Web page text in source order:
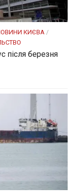
КИЄВА /
після березня